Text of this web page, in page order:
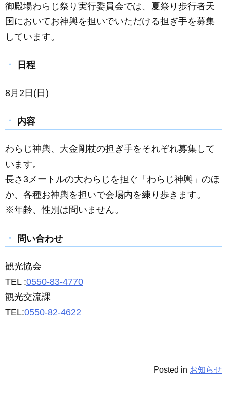
c
e
b
o
o
k
ail ss
e
er
e
御殿場わらじ祭り実行委員会では、夏祭り歩行者天
国においてお神輿を担いでいただける担ぎ手を募集
しています。
日程
8月2日(日)
内容
わらじ神輿、大金剛杖の担ぎ手をそれぞれ募集して
います。
長さ3メートルの大わらじを担ぐ「わらじ神輿」のほ
か、各種お神輿を担いで会場内を練り歩きます。
※年齢、性別は問いません。
問い合わせ
観光協会
TEL :0550-83-4770
観光交流課
TEL:0550-82-4622
Posted in お知らせ